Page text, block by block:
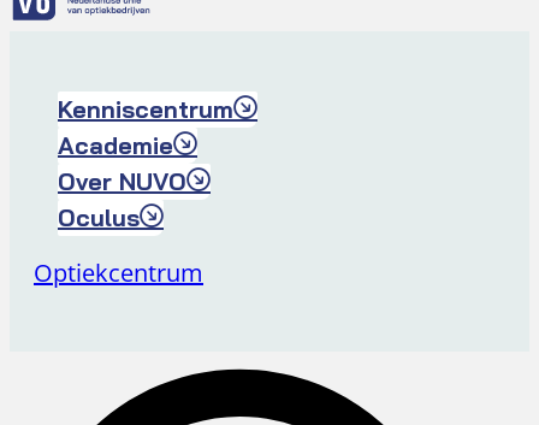
Kenniscentrum
Academie
Over NUVO
Oculus
Optiekcentrum